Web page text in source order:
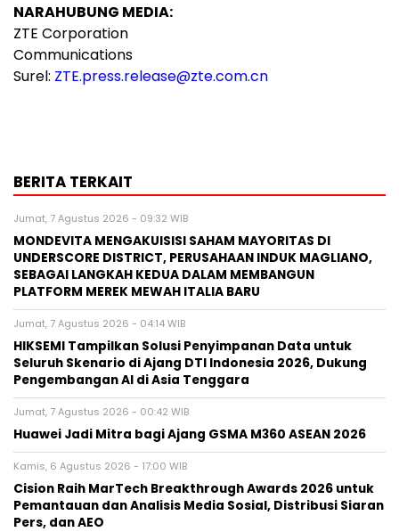
NARAHUBUNG MEDIA:
ZTE Corporation
Communications
Surel: ZTE.press.release@zte.com.cn
BERITA TERKAIT
Jumat, 7 Agustus 2026 - 09:32 WIB
MONDEVITA MENGAKUISISI SAHAM MAYORITAS DI
UNDERSCORE DISTRICT, PERUSAHAAN INDUK MAGLIANO,
SEBAGAI LANGKAH KEDUA DALAM MEMBANGUN
PLATFORM MEREK MEWAH ITALIA BARU
Jumat, 7 Agustus 2026 - 04:14 WIB
HIKSEMI Tampilkan Solusi Penyimpanan Data untuk
Seluruh Skenario di Ajang DTI Indonesia 2026, Dukung
Pengembangan AI di Asia Tenggara
Jumat, 7 Agustus 2026 - 00:42 WIB
Huawei Jadi Mitra bagi Ajang GSMA M360 ASEAN 2026
Kamis, 6 Agustus 2026 - 17:00 WIB
Cision Raih MarTech Breakthrough Awards 2026 untuk
Pemantauan dan Analisis Media Sosial, Distribusi Siaran
Pers, dan AEO